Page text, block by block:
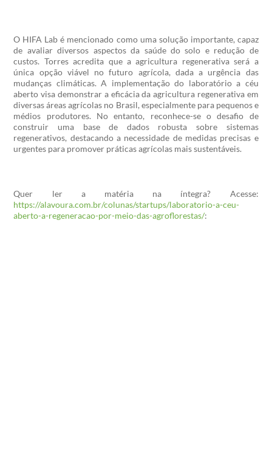
O HIFA Lab é mencionado como uma solução importante, capaz
de avaliar diversos aspectos da saúde do solo e redução de
custos. Torres acredita que a agricultura regenerativa será a
única opção viável no futuro agrícola, dada a urgência das
mudanças climáticas. A implementação do laboratório a céu
aberto visa demonstrar a eficácia da agricultura regenerativa em
diversas áreas agrícolas no Brasil, especialmente para pequenos e
médios produtores. No entanto, reconhece-se o desafio de
construir uma base de dados robusta sobre sistemas
regenerativos, destacando a necessidade de medidas precisas e
urgentes para promover práticas agrícolas mais sustentáveis.
Quer ler a matéria na íntegra? Acesse:
https://alavoura.com.br/colunas/startups/laboratorio-a-ceu-
aberto-a-regeneracao-por-meio-das-agroflorestas/: